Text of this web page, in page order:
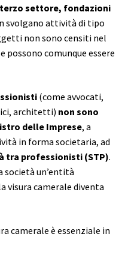
settore, fondazioni
svolgano attività di tipo
non sono censiti nel
possono comunque essere
(come avvocati,
architetti) non sono
delle Imprese, a
in forma societaria, ad
tra professionisti (STP).
società un’entità
camerale diventa
camerale è essenziale in